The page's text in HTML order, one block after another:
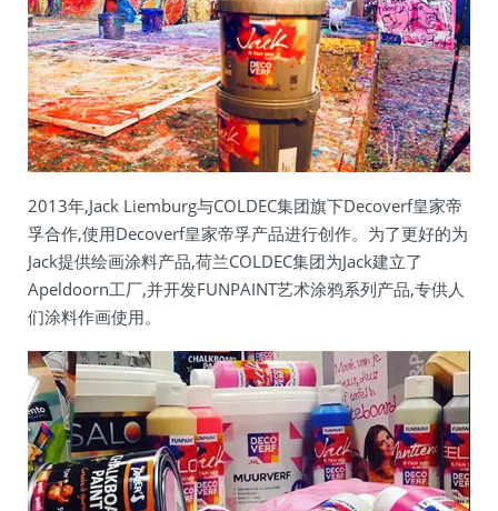
2013年,Jack Liemburg与COLDEC集团旗下Decoverf皇家帝
孚合作,使用Decoverf皇家帝孚产品进行创作。为了更好的为
Jack提供绘画涂料产品,荷兰COLDEC集团为Jack建立了
Apeldoorn工厂,并开发FUNPAINT艺术涂鸦系列产品,专供人
们涂料作画使用。